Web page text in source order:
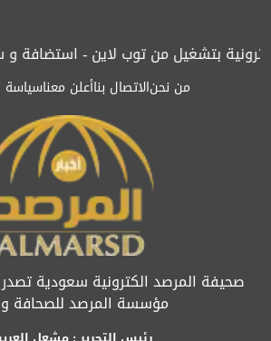
بتشغيل من توب لاين - استضافة و
من نحنالاتصال بناأعلن معناسياسة
صحيفة المرصد الكترونية سعودية تصدر
مؤسسة المرصد للصحافة